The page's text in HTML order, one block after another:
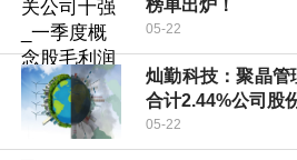
榜单出炉！
05-22
灿勤科技：聚晶管
合计2.44%公司股
05-22